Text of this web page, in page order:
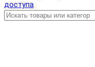
доступа